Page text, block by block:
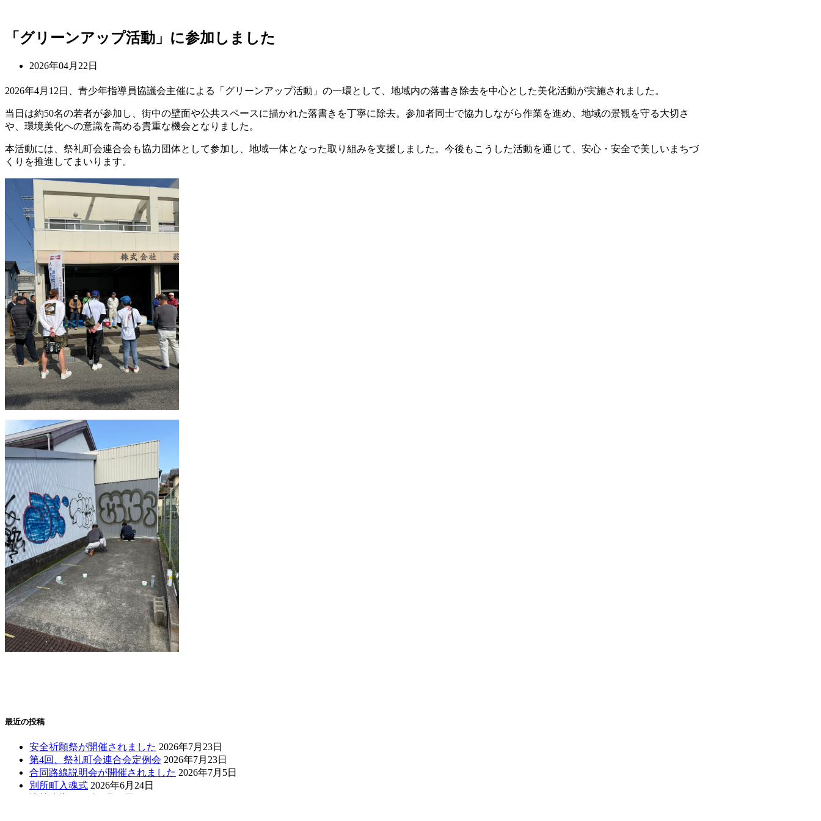
コ
へ
ス
キ
プ
「グリーンアップ活動」に参加しました
2026年04月22日
2026年4月12日、青少年指導員協議会主催による「グリーンアップ活動」の一環として、地域内の落書き除去を中心とした美化活動が実施されました。
当日は約50名の若者が参加し、街中の壁面や公共スペースに描かれた落書きを丁寧に除去。参加者同士で協力しながら作業を進め、地域の景観を守る大切さ
や、環境美化への意識を高める貴重な機会となりました。
本活動には、祭礼町会連合会も協力団体として参加し、地域一体となった取り組みを支援しました。今後もこうした活動を通じて、安心・安全で美しいまちづ
くりを推進してまいります。
最近の投稿
安全祈願祭が開催されました 2026年7月23日
第4回、祭礼町会連合会定例会 2026年7月23日
合同路線説明会が開催されました 2026年7月5日
別所町入魂式 2026年6月24日